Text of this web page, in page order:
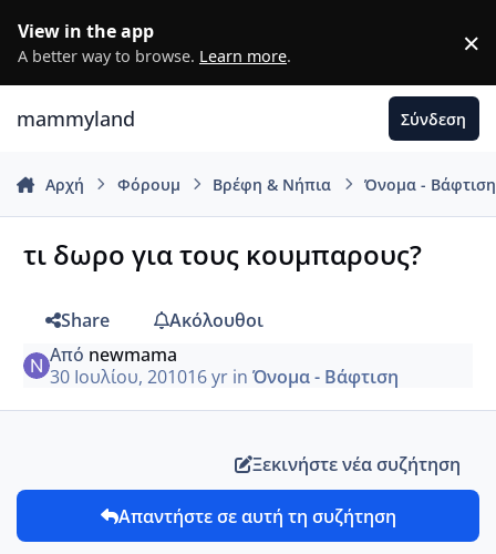
View in the app
A better way to browse. Learn more. ×
mammyland Σύνδεση
Αρχή Φόρουμ Βρέφη & Νήπια Όνομα - Βάφτιση
τι δωρο για τους κουμπαρους?
Share
Ακόλουθοι
Από newmama
30 Ιουλίου, 201016 yrin Όνομα - Βάφτιση
Ξεκινήστε νέα συζήτηση
Απαντήστε σε αυτή τη συζήτηση